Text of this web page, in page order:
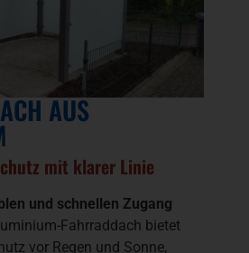
AUS
mit klarer Linie
und schnellen Zugang
Fahrraddach bietet
vor Regen und Sonne,